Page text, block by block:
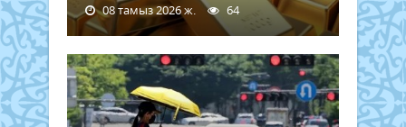
08 тамыз 2026 ж. 64